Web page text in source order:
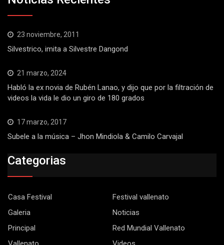
23 noviembre, 2011
Silvestrico, imita a Silvestre Dangond
21 marzo, 2024
Habló la ex novia de Rubén Lanao, y dijo que por la filtración de
videos la vida le dio un giro de 180 grados
17 marzo, 2017
Subele a la música – Jhon Mindiola & Camilo Carvajal
Categorias
Casa Festival
Festival vallenato
Galeria
Noticias
Principal
Red Mundial Vallenato